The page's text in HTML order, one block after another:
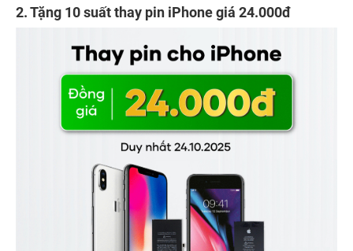
2. Tặng 10 suất thay pin iPhone giá 24.000đ